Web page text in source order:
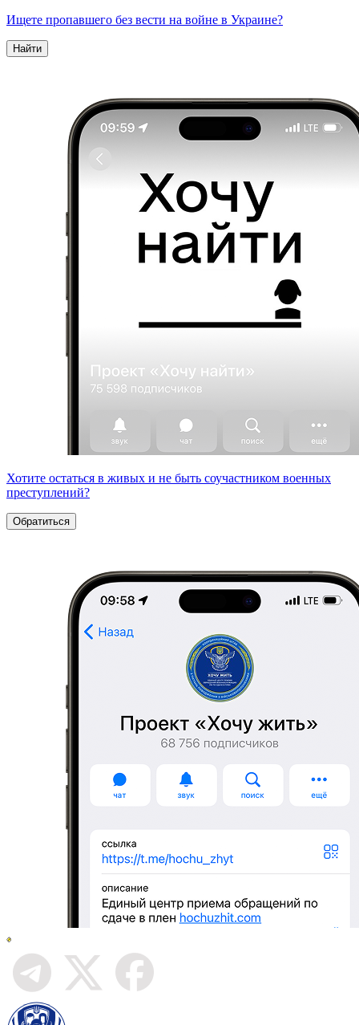
Ищете пропавшего без вести на войне в Украине?
Найти
Хотите остаться в живых и не быть соучастником военных
преступлений?
Обратиться